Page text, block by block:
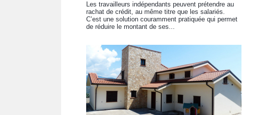
Les travailleurs indépendants peuvent prétendre au
rachat de crédit, au même titre que les salariés.
C’est une solution couramment pratiquée qui permet
de réduire le montant de ses...